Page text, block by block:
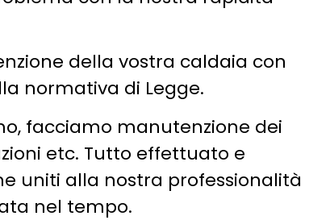
della vostra caldaia con
normativa di Legge.
facciamo manutenzione dei
etc. Tutto effettuato e
uniti alla nostra professionalità
nel tempo.